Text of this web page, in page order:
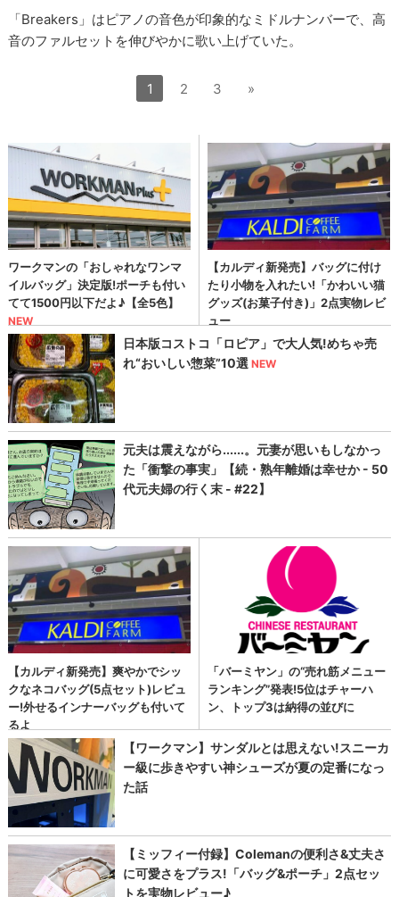
「Breakers」はピアノの音色が印象的なミドルナンバーで、高
音のファルセットを伸びやかに歌い上げていた。
1 2 3 »